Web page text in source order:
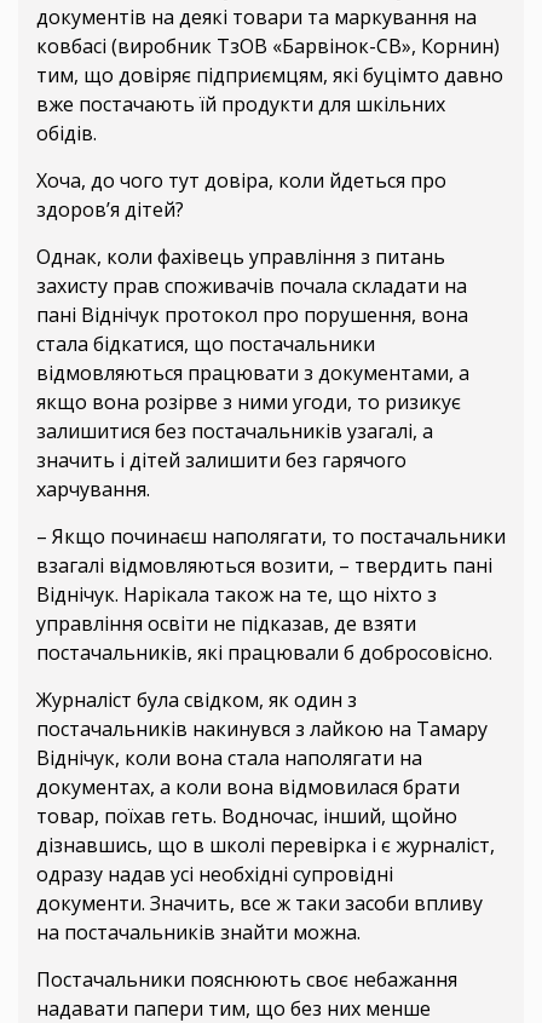
документів на деякі товари та маркування на
ковбасі (виробник ТзОВ «Барвінок-СВ», Корнин)
тим, що довіряє підприємцям, які буцімто давно
вже постачають їй продукти для шкільних
обідів.
Хоча, до чого тут довіра, коли йдеться про
здоров’я дітей?
Однак, коли фахівець управління з питань
захисту прав споживачів почала складати на
пані Віднічук протокол про порушення, вона
стала бідкатися, що постачальники
відмовляються працювати з документами, а
якщо вона розірве з ними угоди, то ризикує
залишитися без постачальників узагалі, а
значить і дітей залишити без гарячого
харчування.
– Якщо починаєш наполягати, то постачальники
взагалі відмовляються возити, – твердить пані
Віднічук. Нарікала також на те, що ніхто з
управління освіти не підказав, де взяти
постачальників, які працювали б добросовісно.
Журналіст була свідком, як один з
постачальників накинувся з лайкою на Тамару
Віднічук, коли вона стала наполягати на
документах, а коли вона відмовилася брати
товар, поїхав геть. Водночас, інший, щойно
дізнавшись, що в школі перевірка і є журналіст,
одразу надав усі необхідні супровідні
документи. Значить, все ж таки засоби впливу
на постачальників знайти можна.
Постачальники пояснюють своє небажання
надавати папери тим, що без них менше